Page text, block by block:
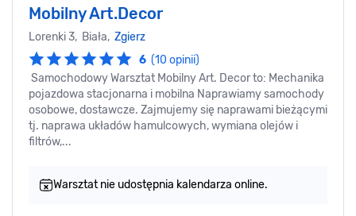
Mobilny Art.Decor
Lorenki 3, Biała, Zgierz
6 (10 opinii)
Samochodowy Warsztat Mobilny Art. Decor to: Mechanika
pojazdowa stacjonarna i mobilna Naprawiamy samochody
osobowe, dostawcze. Zajmujemy się naprawami bieżącymi
tj. naprawa układów hamulcowych, wymiana olejów i
filtrów,...
Warsztat nie udostępnia kalendarza online.